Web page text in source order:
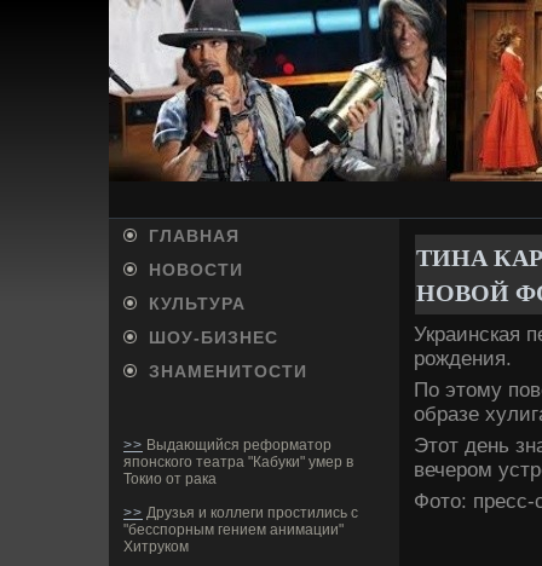
ГЛАВНАЯ
НОВОСТИ
КУЛЬТУРА
ШОУ-БИ­ЗНЕС
ЗНАМЕНИТОСТИ
>> Выдающийся реформатор
японского театра "Кабуки" умер в
Токио от рака
>> Друзья и коллеги простились с
"бесспорным гением анимации"
Хитруком
ТИНА
НОВОЙ
Украинская
рожде­ния.
По этому
образе
Этот де­нь
ве­чером
Фото: